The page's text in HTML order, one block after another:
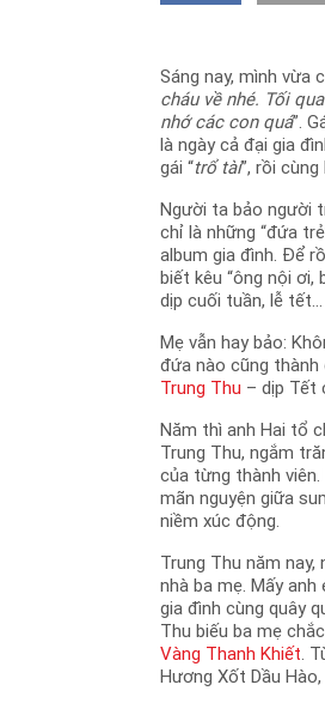
Sáng nay, mình vừa
cháu về nhé. Tối
nhớ các con quá”.
là ngày cả đại gia
gái “ trổ tài”, rồi
Người ta bảo người
chỉ là những “đứa
album gia đình. Để
biết kêu “ông nội ơi,
dịp cuối tuần, lễ tết...
Mẹ vẫn hay bảo:
đứa nào cũng thành
Trung Thu – dịp Tết
Năm thì anh Hai tổ
Trung Thu, ngắm
của từng thành
mãn nguyện giữa
niềm xúc động.
Trung Thu năm nay,
nhà ba mẹ. Mấy
gia đình cùng quây
Thu biếu ba mẹ
Vàng Thanh Khiết.
Hương Xốt Dầu